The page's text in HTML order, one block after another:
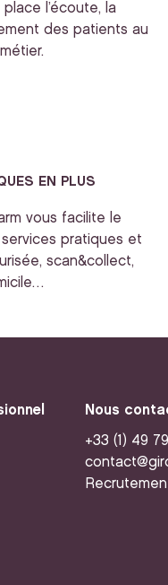
l’écoute, la
des patients au
EN PLUS
vous facilite le
pratiques et
scan&collect,
Nous
+33 (1) 49